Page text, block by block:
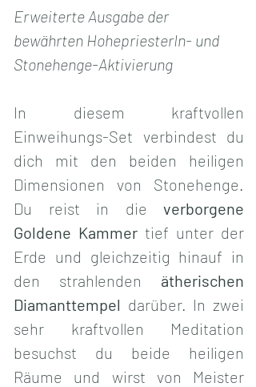
Erweiterte Ausgabe der
bewährten HohepriesterIn- und
Stonehenge-Aktivierung
In diesem kraftvollen
Einweihungs-Set verbindest du
dich mit den beiden heiligen
Dimensionen von Stonehenge.
Du reist in die verborgene
Goldene Kammer tief unter der
Erde und gleichzeitig hinauf in
den strahlenden ätherischen
Diamanttempel darüber. In zwei
sehr kraftvollen Meditation
besuchst du beide heiligen
Räume und wirst von Meister